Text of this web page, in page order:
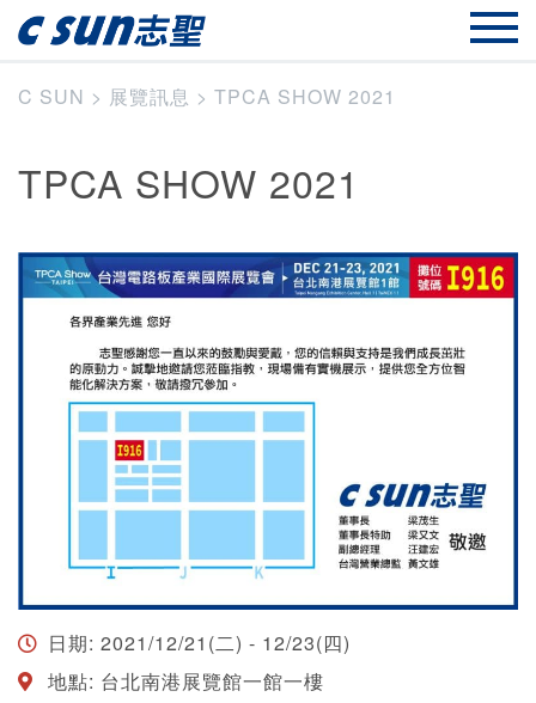
C SUN > 展覽訊息 > TPCA SHOW 2021
TPCA SHOW 2021
日期: 2021/12/21(二) - 12/23(四)
地點: 台北南港展覽館一館一樓